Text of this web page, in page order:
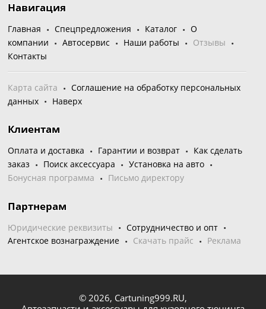
Навигация
Главная Спецпредложения Каталог
О
компании
Автосервис Наши работы
Отзывы
Контакты
Карта сайта
Соглашение на обработку персональных
данных
Наверх
Клиентам
Оплата и доставка Гарантии и возврат
Как сделать
заказ
Поиск аксессуара
Установка на авто
Бонусная программа
Письмо директору
Партнерам
Юридические реквизиты
Сотрудничество и опт
Агентское вознаграждение
Скачать прайс Реклама
© 2026, Cartuning999.RU,